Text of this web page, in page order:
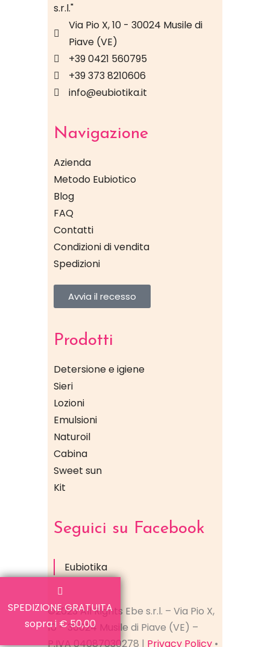
s.r.l."
Via Pio X, 10 - 30024 Musile di
Piave (VE)
+39 0421 560795
+39 373 8210606
info@eubiotika.it
Navigazione
Azienda
Metodo Eubiotico
Blog
FAQ
Contatti
Condizioni di vendita
Spedizioni
Avvia il recesso
Prodotti
Detersione e igiene
Sieri
Lozioni
Emulsioni
Naturoil
Cabina
Sweet sun
Kit
Seguici su Facebook
Eubiotika
©2023 All Rights Ebe s.r.l. – Via Pio X,
10 – 30024 Musile di Piave (VE) –
P.IVA 04087030278 | Privacy Policy •
SPEDIZIONE GRATUITA
sopra i € 50,00